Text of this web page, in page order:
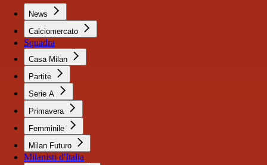
News
Calciomercato
Squadra
Casa Milan
Partite
Serie A
Primavera
Femminile
Milan Futuro
Milanisti d'Italia